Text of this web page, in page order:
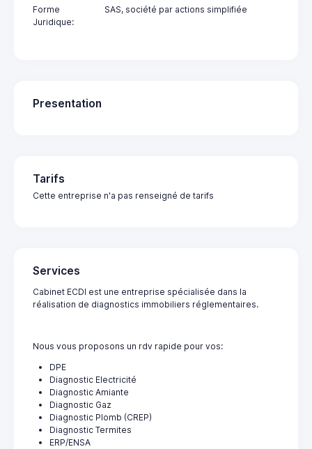
Forme
Juridique:
SAS, société par actions simplifiée
Presentation
Tarifs
Cette entreprise n'a pas renseigné de tarifs
Services
Cabinet ECDI est une entreprise spécialisée dans la
réalisation de diagnostics immobiliers réglementaires.
Nous vous proposons un rdv rapide pour vos:
DPE
Diagnostic Electricité
Diagnostic Amiante
Diagnostic Gaz
Diagnostic Plomb (CREP)
Diagnostic Termites
ERP/ENSA